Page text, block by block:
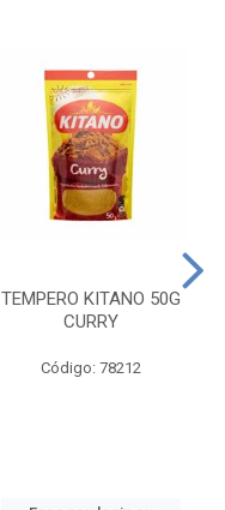
TEMPERO KITANO 50G
CURRY
Código: 78212